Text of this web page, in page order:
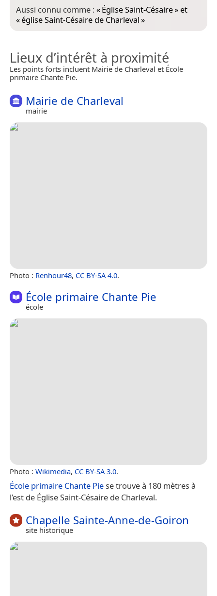
Aussi connu comme :«Église Saint-Césaire» et
«église Saint-Césaire de Charleval»
Lieux d’intérêt à proximité
Les points forts incluent Mairie de Charleval et École
primaire Chante Pie.
Mairie de Charleval
mairie
Photo : Renhour48, CC BY-SA 4.0.
École primaire Chante Pie
école
Photo : Wikimedia, CC BY-SA 3.0.
École primaire Chante Piese trouve à 180 mètres à
l’est de Église Saint-Césaire de Charleval.
Chapelle Sainte-Anne-de-Goiron
site historique